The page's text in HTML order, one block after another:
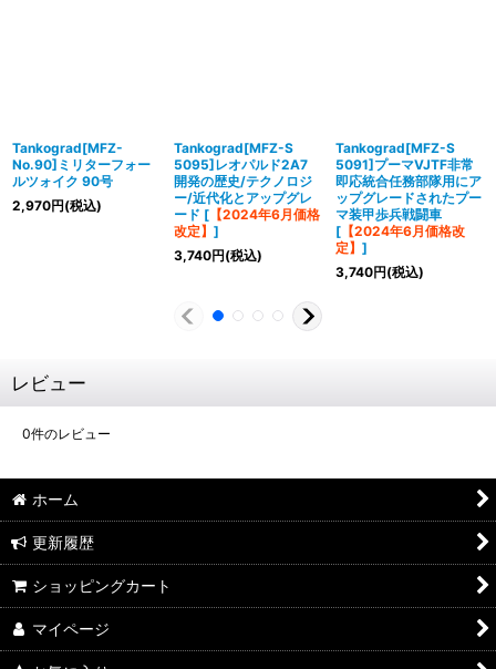
Tankograd[MFZ-
No.90]ミリターフォー
ルツォイク 90号
2,970円(税込)
Tankograd[MFZ-S
5095]レオパルド2A7
開発の歴史/テクノロジ
ー/近代化とアップグレ
ード [ 【2024年6月価格
改定】 ]
3,740円(税込)
Tankograd[MFZ-S
5091]プーマVJTF非常
即応統合任務部隊用にア
ップグレードされたプー
マ装甲歩兵戦闘車
[ 【2024年6月価格改
定】 ]
3,740円(税込)
レビュー
0件のレビュー
ホーム
更新履歴
ショッピングカート
マイページ